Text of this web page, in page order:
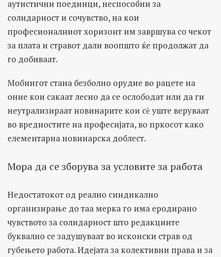
аутистични поединци, неспособни за
солидарност и сочувство, на кои
професионалниот хоризонт им завршува со чекот
за плата и стравот дали воопшто ќе продолжат да
го добиваат.
Мобингот стана безболно орудие во рацете на
оние кои сакаат лесно да се ослободат или да ги
неутрализираат новинарите кои сѐ уште веруваат
во вредностите на професијата, во пркосот како
елементарна новинарска доблест.
Мора да се зборува за условите за работа
Недостатокот од реално синдикално
организирање до таа мерка го има еродирано
чувството за солидарност што редакциите
буквално се задушуваат во исконски страв од
губењето работа. Идејата за колективни права и за